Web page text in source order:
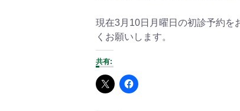
現在3月10日月曜日の初診予約を
くお願いします。
共有: